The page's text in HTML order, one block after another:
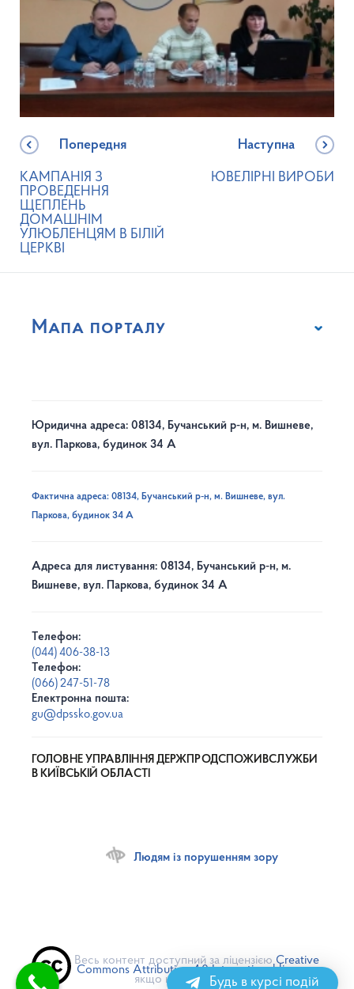
Попередня
КАМПАНІЯ З
ПРОВЕДЕННЯ
ЩЕПЛЕНЬ
ДОМАШНІМ
УЛЮБЛЕНЦЯМ В БІЛІЙ
ЦЕРКВІ
Наступна
ЮВЕЛІРНІ ВИРОБИ
Мапа порталу
Юридична адреса: 08134, Бучанський р-н, м. Вишневе,
вул. Паркова, будинок 34 А
Фактична адреса: 08134, Бучанський р-н, м. Вишневе, вул.
Паркова, будинок 34 А
Адреса для листування: 08134, Бучанський р-н, м.
Вишневе, вул. Паркова, будинок 34 А
Телефон:
(044) 406-38-13
Телефон:
(066) 247-51-78
Електронна пошта:
gu@dpssko.gov.ua
ГОЛОВНЕ УПРАВЛІННЯ ДЕРЖПРОДСПОЖИВСЛУЖБИ
В КИЇВСЬКІЙ ОБЛАСТІ
Людям із порушенням зору
Весь контент доступний за ліцензією Creative
Commons Attribution 4.0 International license,
якщо не зазначено іншеБудь в курсі подій